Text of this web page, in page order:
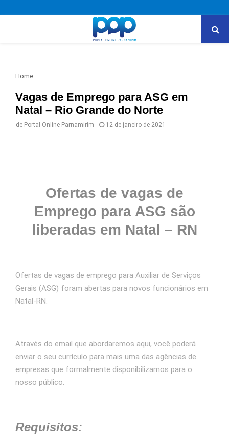
Home
Vagas de Emprego para ASG em
Natal – Rio Grande do Norte
de Portal Online Parnamirim 12 de janeiro de 2021
Ofertas de vagas de
Emprego para ASG são
liberadas em Natal – RN
Ofertas de vagas de emprego para Auxiliar de Serviços
Gerais (ASG) foram abertas para novos funcionários em
Natal-RN.
Através do email que abordaremos aqui, você poderá
enviar o seu currículo para mais uma das agências de
empresas que formalmente disponibilizamos para o
nosso público.
Requisitos: